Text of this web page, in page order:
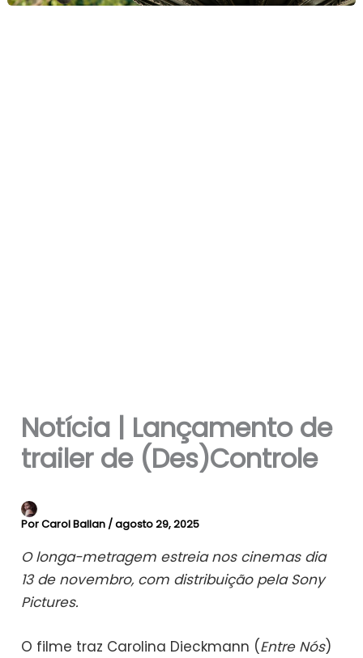
Notícia | Lançamento de
trailer de (Des)Controle
PorCarol Ballan /agosto 29, 2025
O longa-metragem estreia nos cinemas dia
13 de novembro, com distribuição pela Sony
Pictures.
O filme traz Carolina Dieckmann (Entre Nós)